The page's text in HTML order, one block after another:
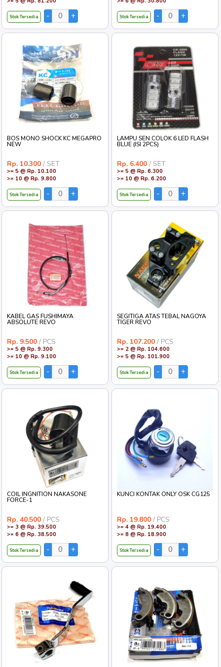
Stok Tersedia Stok Tersedia
BOS MONO SHOCK KC MEGAPRO
NEW
Rp. 10.300 / SET
>= 5 @ Rp. 10.100
>= 10 @ Rp. 9.800
Stok Tersedia
LAMPU SEN COLOK 6 LED FLASH
BLUE (ISI 2PCS)
Rp. 6.400 / SET
>= 5 @ Rp. 6.300
>= 10 @ Rp. 6.200
Stok Tersedia
KABEL GAS FUSHIMAYA
ABSOLUTE REVO
Rp. 9.500 / PCS
>= 5 @ Rp. 9.300
>= 10 @ Rp. 9.100
Stok Tersedia
SEGITIGA ATAS TEBAL NAGOYA
TIGER REVO
Rp. 107.200 / PCS
>= 2 @ Rp. 104.600
>= 5 @ Rp. 101.900
Stok Tersedia
COIL INGNITION NAKASONE
FORCE-1
Rp. 40.500 / PCS
>= 3 @ Rp. 39.500
>= 6 @ Rp. 38.500
Stok Tersedia
KUNCI KONTAK ONLY OSK CG125
Rp. 19.800 / PCS
>= 4 @ Rp. 19.400
>= 8 @ Rp. 18.900
Stok Tersedia